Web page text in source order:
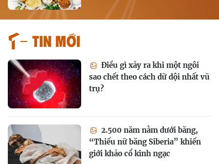
Tin mới
Điều gì xảy ra khi một ngôi
sao chết theo cách dữ dội nhất vũ
trụ?
2.500 năm nằm dưới băng,
“Thiếu nữ băng Siberia” khiến
giới khảo cổ kinh ngạc